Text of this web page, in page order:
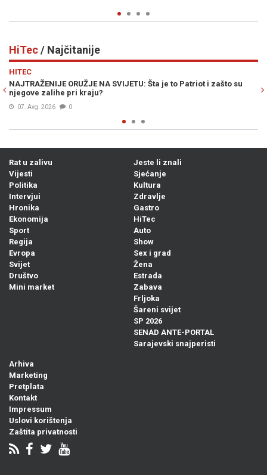
HiTec/ Najčitanije
SVIJETU: Šta je to Patriot i zašto su
OVO NEMA NIKO NA
Rat u zalivu
Vijesti
Politika
Intervjui
Hronika
Ekonomija
Sport
Regija
Evropa
Svijet
Društvo
Mini market
Jeste li znali
Sjećanje
Kultura
Zdravlje
Gastro
HiTec
Auto
Show
Sex i grad
Žena
Estrada
Zabava
Frljoka
Šareni svijet
SP 2026
SENAD ANTE-PORTAL
Sarajevski snajperisti
Arhiva
Marketing
Pretplata
Kontakt
Impressum
Uslovi korištenja
Zaštita privatnosti